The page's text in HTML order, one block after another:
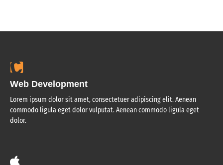
Web Development
Lorem ipsum dolor sit amet, consectetuer adipiscing elit. Aenean
commodo ligula eget dolor vulputat. Aenean commodo ligula eget
dolor.